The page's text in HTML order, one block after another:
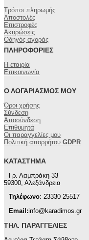
Τρόποι πληρωμής
Αποστολές
Επιστροφές
Ακυρώσεις
Οδηγός αγοράς
ΠΛΗΡΟΦΟΡΊΕΣ
Η εταιρία
Επικοινωνία
Ο ΛΟΓΑΡΙΑΣΜΌΣ ΜΟΥ
Όροι χρήσης
Σύνδεση
Αποσύνδεση
Επιθυμητά
Οι παραγγελίες μου
Πολιτική απορρήτου GDPR
ΚΑΤΆΣΤΗΜΑ
Γρ. Λαμπράκη 33
59300, Αλεξάνδρεια
Τηλέφωνο: 23330 25517
Email:info@karadimos.gr
ΤΗΛ. ΠΑΡΑΓΓΕΛΊΕΣ